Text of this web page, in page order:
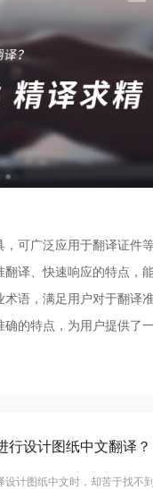
可广泛应用于翻译证
译、快速响应的特点
术语，满足用户对于翻译
的特点，为用户提供
行设计图纸中文翻译？
计图纸中文时，却苦于找不